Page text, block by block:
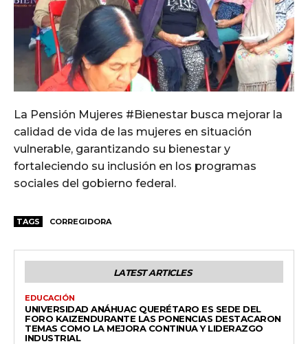
La Pensión Mujeres #Bienestar busca mejorar la
calidad de vida de las mujeres en situación
vulnerable, garantizando su bienestar y
fortaleciendo su inclusión en los programas
sociales del gobierno federal.
TAGS CORREGIDORA
LATEST ARTICLES
EDUCACIÓN
UNIVERSIDAD ANÁHUAC QUERÉTARO ES SEDE DEL
FORO KAIZENDURANTE LAS PONENCIAS DESTACARON
TEMAS COMO LA MEJORA CONTINUA Y LIDERAZGO
INDUSTRIAL